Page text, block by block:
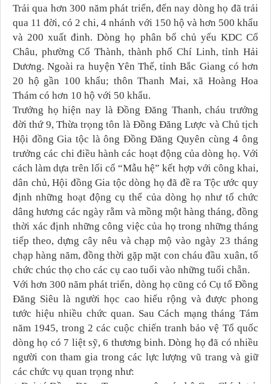
Trải qua hơn 300 năm phát triển, đến nay dòng họ đã trải
qua 11 đời, có 2 chi, 4 nhánh với 150 hộ và hơn 500 khẩu
và 200 xuất đinh. Dòng họ phân bố chủ yếu KDC Cổ
Châu, phường Cổ Thành, thành phố Chí Linh, tỉnh Hải
Dương. Ngoài ra huyện Yên Thế, tỉnh Bắc Giang có hơn
20 hộ gần 100 khẩu; thôn Thanh Mai, xã Hoàng Hoa
Thám có hơn 10 hộ với 50 khẩu.
Trưởng họ hiện nay là Đồng Đăng Thanh, cháu trưởng
đời thứ 9, Thừa trọng tôn là Đồng Đăng Lược và Chủ tịch
Hội đồng Gia tộc là ông Đồng Đăng Quyên cùng 4 ông
trưởng các chi điều hành các hoạt động của dòng họ. Với
cách làm dựa trên lối cổ “Mẫu hệ” kết hợp với công khai,
dân chủ, Hội đồng Gia tộc dòng họ đã đề ra Tộc ước quy
định những hoạt động cụ thể của dòng họ như tổ chức
dâng hương các ngày rằm và mồng một hàng tháng, đồng
thời xác định những công việc của họ trong những tháng
tiếp theo, dựng cây nêu và chạp mộ vào ngày 23 tháng
chạp hàng năm, đồng thời gặp mặt con cháu đầu xuân, tổ
chức chúc thọ cho các cụ cao tuổi vào những tuổi chẵn.
Với hơn 300 năm phát triển, dòng họ cũng có Cụ tổ Đồng
Đăng Siêu là người học cao hiểu rộng và được phong
tước hiệu nhiều chức quan. Sau Cách mạng tháng Tám
năm 1945, trong 2 các cuộc chiến tranh bảo vệ Tổ quốc
dòng họ có 7 liệt sỹ, 6 thương binh. Dòng họ đã có nhiều
người con tham gia trong các lực lượng vũ trang và giữ
các chức vụ quan trọng như: